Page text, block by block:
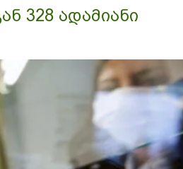
328 ადამიანი